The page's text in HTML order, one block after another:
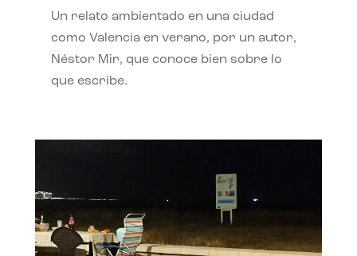
Un relato ambientado en una ciudad
como Valencia en verano, por un autor,
Néstor Mir, que conoce bien sobre lo
que escribe.